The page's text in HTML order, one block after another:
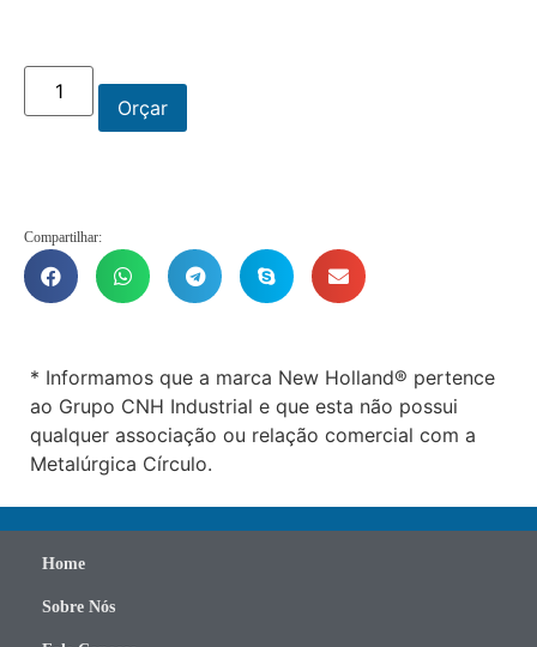
Orçar
Compartilhar:
* Informamos que a marca New Holland® pertence
ao Grupo CNH Industrial e que esta não possui
qualquer associação ou relação comercial com a
Metalúrgica Círculo.
Home
Sobre Nós